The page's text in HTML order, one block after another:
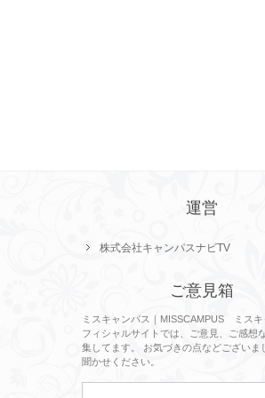
運営
株式会社キャンパスナビTV
ご意見箱
ミスキャンパス｜MISSCAMPUS ミスキ
フィシャルサイトでは、ご意見、ご感想
集してます。 お気づきの点などございま
聞かせください。